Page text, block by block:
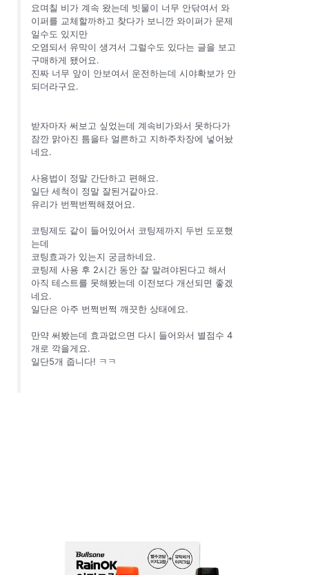
요며칠 비가 계속 왔는데 빗물이 너무 안닦여서 와
이퍼를 교체할까하고 찾다가 보니깐 와이퍼가 문제
일수도 있지만
오염되서 유막이 생겨서 그럴수도 있다는 글을 보고
구매하게 됐어요.
진짜 너무 앞이 안보여서 운전하는데 시야확보가 안
되더라구요.
받자마자 써보고 싶었는데 계속비가와서 못하다가
잠깐 맑아진 틈을타 얼른하고 지하주차장에 넣어놨
네요.
사용법이 정말 간단하고 편해요.
일단 세척이 정말 잘된거같아요.
유리가 번쩍번쩍해졌어요.
코팅제도 같이 들어있어서 코팅제까지 두번 도포했
는데
코팅효과가 있는지 궁금하네요.
코팅제 사용 후 2시간 동안 잘 말려야된다고 해서
아직 테스트를 못해봤는데 이전보다 개선되면 좋겠
네요.
일단은 아주 번쩍번쩍 깨끗한 상태에요.
만약 써봤는데 효과없으면 다시 들어와서 별점수 4
개로 깍을게요.
일단5개 줍니다! ㅋㅋ